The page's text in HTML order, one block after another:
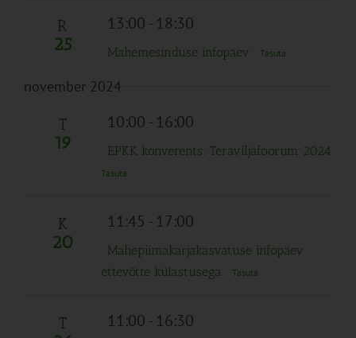
R
25
13:00- 18:30
Mahemesinduse infopäev Tasuta
november 2024
T
19
10:00- 16:00
EPKK konverents: Teraviljafoorum 2024
Tasuta
K
20
11:45 - 17:00
Mahepiimakarjakasvatuse infopäev
ettevõtte külastusega
Tasuta
T 11:00- 16:30